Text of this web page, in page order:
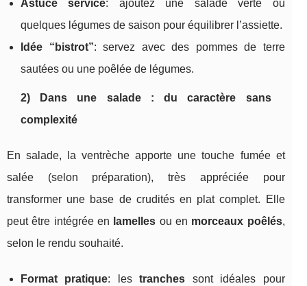
Astuce service: ajoutez une salade verte ou
quelques légumes de saison pour équilibrer l’assiette.
Idée “bistrot”: servez avec des pommes de terre
sautées ou une poêlée de légumes.
2) Dans une salade : du caractère sans
complexité
En salade, la ventrèche apporte une touche fumée et
salée (selon préparation), très appréciée pour
transformer une base de crudités en plat complet. Elle
peut être intégrée en lamelles ou en morceaux poêlés,
selon le rendu souhaité.
Format pratique: lestranches sont idéales pour